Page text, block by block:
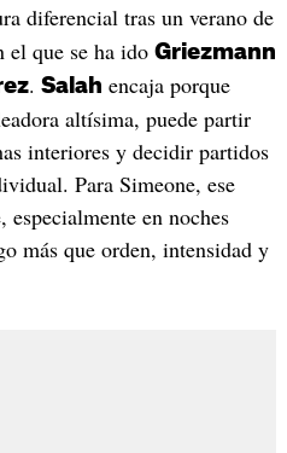
diferencial tras un verano de
el que se ha ido Griezmann
. Salah encaja porque
altísima, puede partir
interiores y decidir partidos
Para Simeone, ese
en noches
más que orden, intensidad y